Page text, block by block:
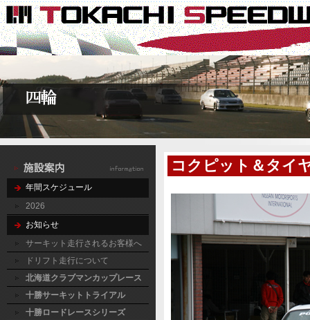
年間スケジュール
2026
お知らせ
サーキット走行されるお客様へ
ドリフト走行について
北海道クラブマンカップレース
十勝サーキットトライアル
十勝ロードレースシリーズ
コクピット＆タイ